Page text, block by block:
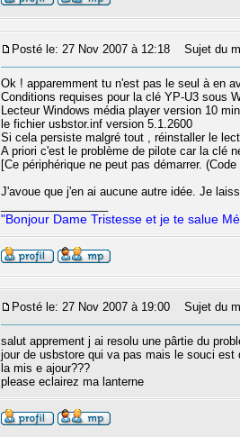
Posté le: 27 Nov 2007 à 12:18 Sujet du
Ok ! apparemment tu n'est pas le seul à en
Conditions requises pour la clé YP-U3 sous
Lecteur Windows média player version 10
le fichier usbstor.inf version 5.1.2600
Si cela persiste malgré tout , réinstaller le
A priori c'est le problème de pilote car la clé
[Ce périphérique ne peut pas démarrer. (Code
J'avoue que j'en ai aucune autre idée. Je
"Bonjour Dame Tristesse et je te salue
Posté le: 27 Nov 2007 à 19:00 Sujet du
salut apprement j ai resolu une pârtie du
jour de usbstore qui va pas mais le souci
la mis e ajour???
please eclairez ma lanterne